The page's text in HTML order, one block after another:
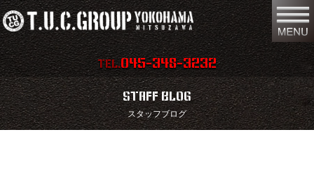
TEL.045-348-3232
在庫車両情報 店舗情報
保証内容 地図
STAFF BLOG
スタッフブログ